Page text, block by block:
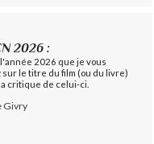
2026 :
2026 que je vous
le titre du film (ou du livre)
critique de celui-ci.
Givry